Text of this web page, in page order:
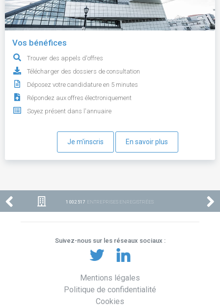
Vos bénéfices
Trouver des appels d'offres
Télécharger des dossiers de consultation
Déposez votre candidature en 5 minutes
Répondez aux offres électroniquement
Soyez présent dans l'annuaire
Je m'inscris En savoir plus
1 002 517 ENTREPRISES ENREGISTRÉES
Suivez-nous sur les réseaux sociaux :
Mentions légales
Politique de confidentialité
Cookies